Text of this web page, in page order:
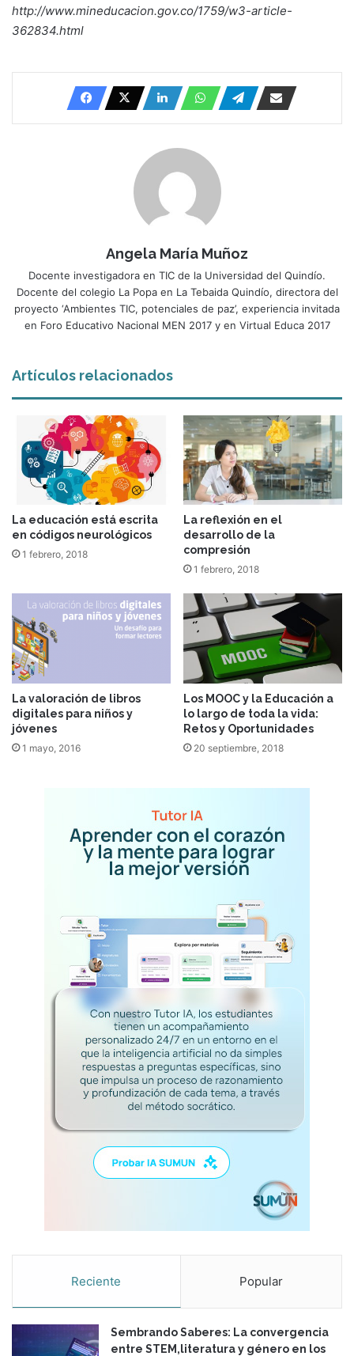
http://www.mineducacion.gov.co/1759/w3-article-
362834.html
Angela María Muñoz
Docente investigadora en TIC de la Universidad del Quindío.
Docente del colegio La Popa en La Tebaida Quindío, directora del
proyecto ‘Ambientes TIC, potenciales de paz’, experiencia invitada
en Foro Educativo Nacional MEN 2017 y en Virtual Educa 2017
Artículos relacionados
La educación está escrita
en códigos neurológicos
1 febrero, 2018
La reflexión en el
desarrollo de la
compresión
1 febrero, 2018
La valoración de libros
digitales para niños y
jóvenes
1 mayo, 2016
Los MOOC y la Educación a
lo largo de toda la vida:
Retos y Oportunidades
20 septiembre, 2018
Reciente Popular
Sembrando Saberes: La convergencia
entre STEM,literatura y género en los